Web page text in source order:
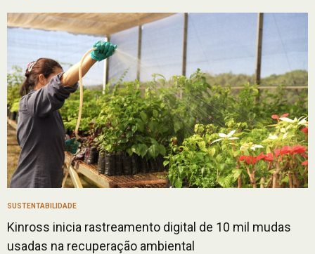
SUSTENTABILIDADE
Kinross inicia rastreamento digital de 10 mil mudas
usadas na recuperação ambiental